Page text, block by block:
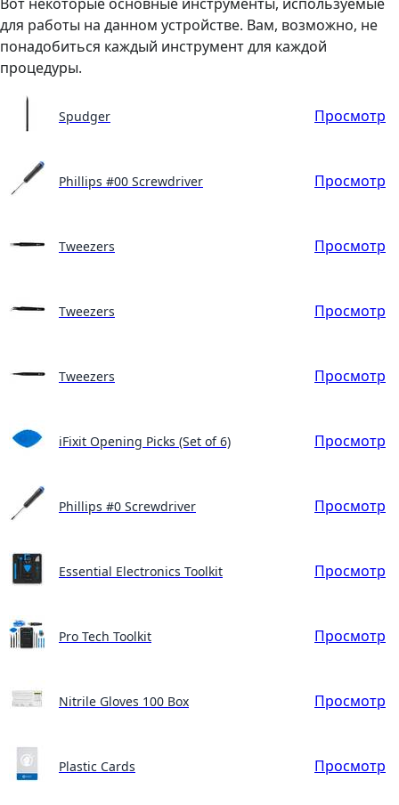
для работы на данном устройстве. Вам, возможно, не
понадобиться каждый инструмент для каждой
процедуры.
Spudger Просмотр
Phillips #00 Screwdriver Просмотр
Tweezers Просмотр
Tweezers Просмотр
Tweezers Просмотр
iFixit Opening Picks (Set of 6) Просмотр
Phillips #0 Screwdriver Просмотр
Essential Electronics Toolkit Просмотр
Pro Tech Toolkit Просмотр
Nitrile Gloves 100 Box Просмотр
Plastic Cards Просмотр